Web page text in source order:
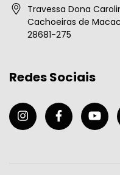
Travessa Dona
Cachoeiras de
28681-275
Redes Sociais